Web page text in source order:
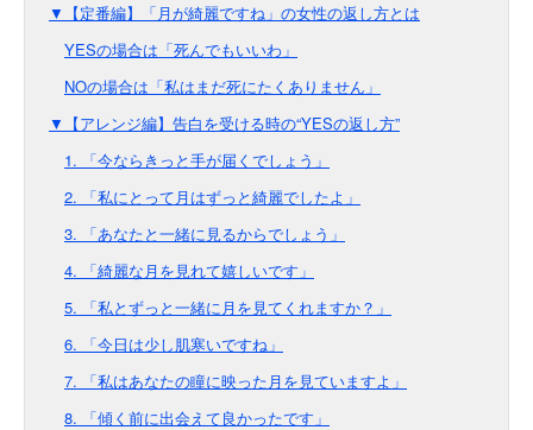
▼【定番編】「月が綺麗ですね」の女性の返し方とは
YESの場合は「死んでもいいわ」
NOの場合は「私はまだ死にたくありません」
▼【アレンジ編】告白を受ける時の“YESの返し方”
1. 「今ならきっと手が届くでしょう」
2. 「私にとって月はずっと綺麗でしたよ」
3. 「あなたと一緒に見るからでしょう」
4. 「綺麗な月を見れて嬉しいです」
5. 「私とずっと一緒に月を見てくれますか？」
6. 「今日は少し肌寒いですね」
7. 「私はあなたの瞳に映った月を見ていますよ」
8. 「傾く前に出会えて良かったです」